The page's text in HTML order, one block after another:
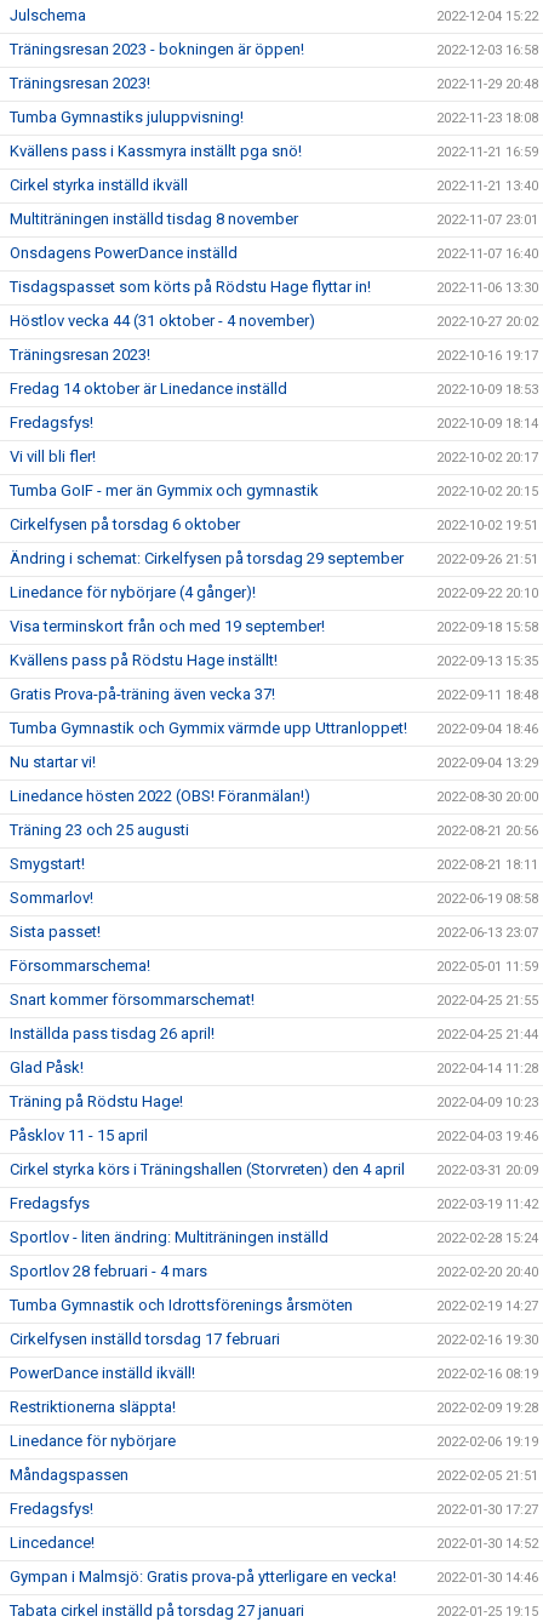
Julschema 2022-12-04 15:22
Träningsresan 2023 - bokningen är öppen! 2022-12-03 16:58
Träningsresan 2023! 2022-11-29 20:48
Tumba Gymnastiks juluppvisning! 2022-11-23 18:08
Kvällens pass i Kassmyra inställt pga snö! 2022-11-21 16:59
Cirkel styrka inställd ikväll 2022-11-21 13:40
Multiträningen inställd tisdag 8 november 2022-11-07 23:01
Onsdagens PowerDance inställd 2022-11-07 16:40
Tisdagspasset som körts på Rödstu Hage flyttar in! 2022-11-06 13:30
Höstlov vecka 44 (31 oktober - 4 november) 2022-10-27 20:02
Träningsresan 2023! 2022-10-16 19:17
Fredag 14 oktober är Linedance inställd 2022-10-09 18:53
Fredagsfys! 2022-10-09 18:14
Vi vill bli fler! 2022-10-02 20:17
Tumba GoIF - mer än Gymmix och gymnastik 2022-10-02 20:15
Cirkelfysen på torsdag 6 oktober 2022-10-02 19:51
Ändring i schemat: Cirkelfysen på torsdag 29 september 2022-09-26 21:51
Linedance för nybörjare (4 gånger)! 2022-09-22 20:10
Visa terminskort från och med 19 september! 2022-09-18 15:58
Kvällens pass på Rödstu Hage inställt! 2022-09-13 15:35
Gratis Prova-på-träning även vecka 37! 2022-09-11 18:48
Tumba Gymnastik och Gymmix värmde upp Uttranloppet! 2022-09-04 18:46
Nu startar vi! 2022-09-04 13:29
Linedance hösten 2022 (OBS! Föranmälan!) 2022-08-30 20:00
Träning 23 och 25 augusti 2022-08-21 20:56
Smygstart! 2022-08-21 18:11
Sommarlov! 2022-06-19 08:58
Sista passet! 2022-06-13 23:07
Försommarschema! 2022-05-01 11:59
Snart kommer försommarschemat! 2022-04-25 21:55
Inställda pass tisdag 26 april! 2022-04-25 21:44
Glad Påsk! 2022-04-14 11:28
Träning på Rödstu Hage! 2022-04-09 10:23
Påsklov 11 - 15 april 2022-04-03 19:46
Cirkel styrka körs i Träningshallen (Storvreten) den 4 april 2022-03-31 20:09
Fredagsfys 2022-03-19 11:42
Sportlov - liten ändring: Multiträningen inställd 2022-02-28 15:24
Sportlov 28 februari - 4 mars 2022-02-20 20:40
Tumba Gymnastik och Idrottsförenings årsmöten 2022-02-19 14:27
Cirkelfysen inställd torsdag 17 februari 2022-02-16 19:30
PowerDance inställd ikväll! 2022-02-16 08:19
Restriktionerna släppta! 2022-02-09 19:28
Linedance för nybörjare 2022-02-06 19:19
Måndagspassen 2022-02-05 21:51
Fredagsfys! 2022-01-30 17:27
Lincedance! 2022-01-30 14:52
Gympan i Malmsjö: Gratis prova-på ytterligare en vecka! 2022-01-30 14:46
Tabata cirkel inställd på torsdag 27 januari 2022-01-25 19:15